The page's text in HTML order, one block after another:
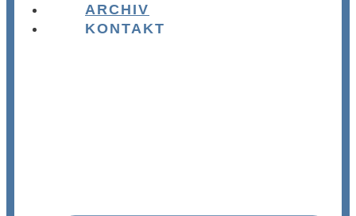
ARCHIV
KONTAKT